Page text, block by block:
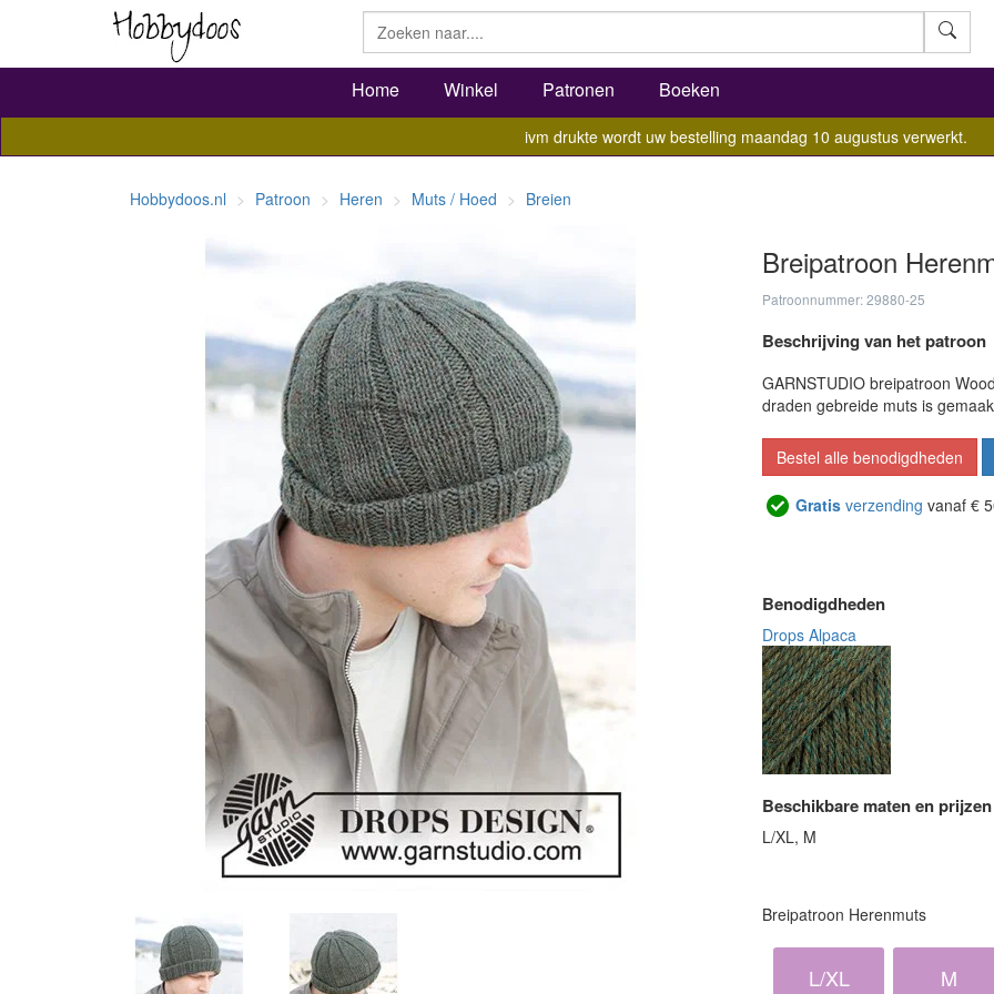
Home Winkel Patronen Boeken
ivm drukte wordt uw bestelling maandag 10 augustus verwerkt.
Hobbydoos.nl Patroon Heren Muts / Hoed Breien
Breipatroon
Patroonnummer: 29880-25
Beschrijving van het patroon
GARNSTUDIO breipatroon
draden gebreide muts is
Bestel alle benodigdheden
Gratis verzending vanaf €
Benodigdheden
Drops Alpaca
Beschikbare maten en prijzen
L/XL, M
Breipatroon Herenmuts
L/XL M